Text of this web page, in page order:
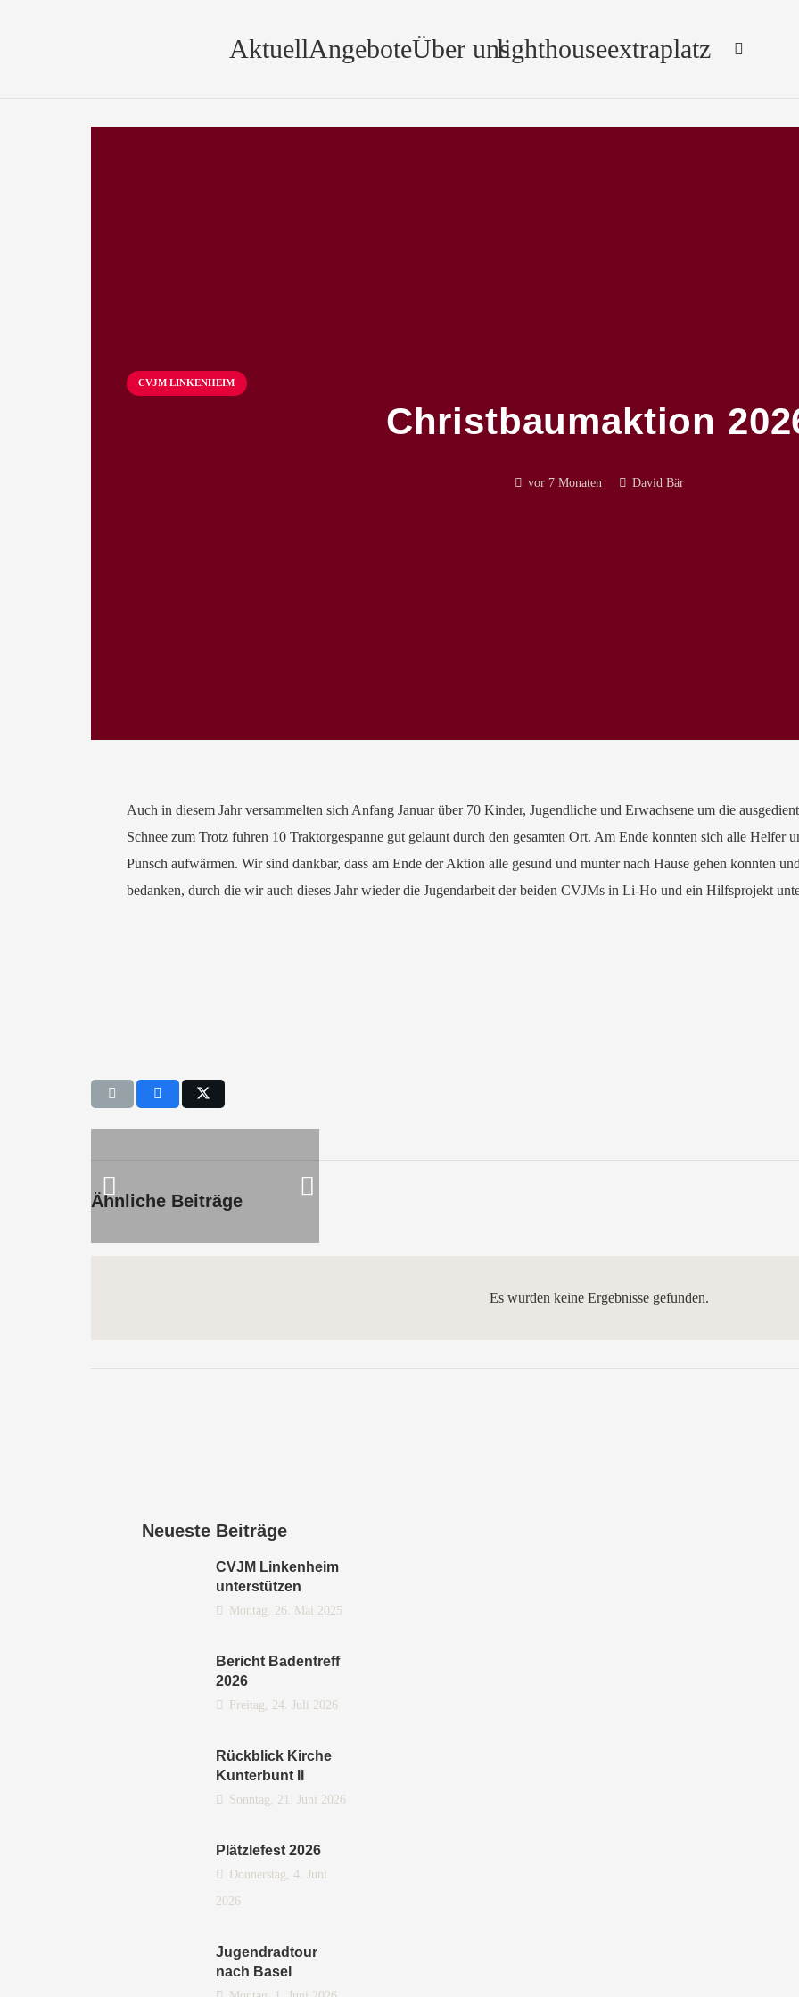
AktuellAngeboteÜber unslighthouseextraplatz
CVJM LINKENHEIM
Christbaumaktion
vor 7 Monaten David Bär
Auch in diesem Jahr versammelten sich Anfang Januar über 70 Kinder, Jugendliche und Erwachsene um die
Schnee zum Trotz fuhren 10 Traktorgespanne gut gelaunt durch den gesamten Ort. Am Ende konnten sich alle Helfer
Punsch aufwärmen. Wir sind dankbar, dass am Ende der Aktion alle gesund und munter nach Hause gehen konnten
bedanken, durch die wir auch dieses Jahr wieder die Jugendarbeit der beiden CVJMs in Li-Ho und ein Hilfsprojekt
Ähnliche Beiträge
Es wurden keine Ergebnisse gefunden.
Neueste Beiträge
CVJM Linkenheim
unterstützen
Montag, 26. Mai 2025
Bericht Badentreff
2026
Freitag, 24. Juli 2026
Rückblick Kirche
Kunterbunt II
Sonntag, 21. Juni 2026
Plätzlefest 2026
Donnerstag, 4. Juni
2026
Jugendradtour
nach Basel